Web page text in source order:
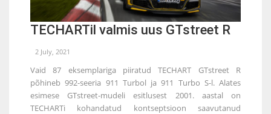
TECHARTil valmis uus GTstreet R
2 July, 2021
Vaid 87 eksemplariga piiratud TECHART GTstreet R
põhineb 992-seeria 911 Turbol ja 911 Turbo S-l. Alates
esimese GTstreet-mudeli esitlusest 2001. aastal on
TECHARTi kohandatud kontseptsioon saavutanud